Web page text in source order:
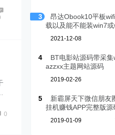
0
3
昂达Obook10平板
载以及能不能装win7
2021-12-08
4
BT电影站源码带采
azzxx主题网站源码
2019-02-26
5
新霸屏天下微信朋友
挂机赚钱APP完整版
2019-01-09